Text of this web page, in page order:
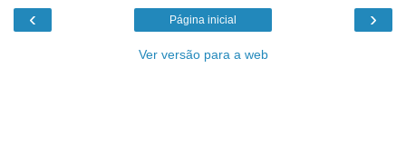
‹ ›
Página inicial
Ver versão para a web